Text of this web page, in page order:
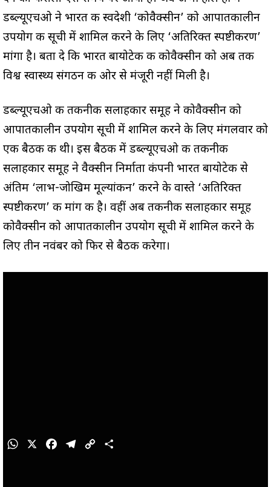
डब्ल्यूएचओ ने भारत की स्वदेशी ‘कोवैक्सीन’ को आपातकालीन
उपयोग की सूची में शामिल करने के लिए ‘अतिरिक्त स्पष्टीकरण’
मांगा है। बता दे कि भारत बायोटेक की कोवैक्सीन को अब तक
विश्व स्वास्थ्य संगठन की ओर से मंजूरी नहीं मिली है।
डब्ल्यूएचओ की तकनीकी सलाहकार समूह ने कोवैक्सीन को
आपातकालीन उपयोग सूची में शामिल करने के लिए मंगलवार को
एक बैठक की थी। इस बैठक में डब्ल्यूएचओ की तकनीकी
सलाहकार समूह ने वैक्सीन निर्माता कंपनी भारत बायोटेक से
अंतिम ‘लाभ-जोखिम मूल्यांकन’ करने के वास्ते ‘अतिरिक्त
स्पष्टीकरण’ की मांग की है। वहीं अब तकनीकी सलाहकार समूह
कोवैक्सीन को आपातकालीन उपयोग सूची में शामिल करने के
लिए तीन नवंबर को फिर से बैठक करेगा।
W